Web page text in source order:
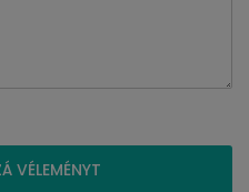
VÉLEMÉNYT